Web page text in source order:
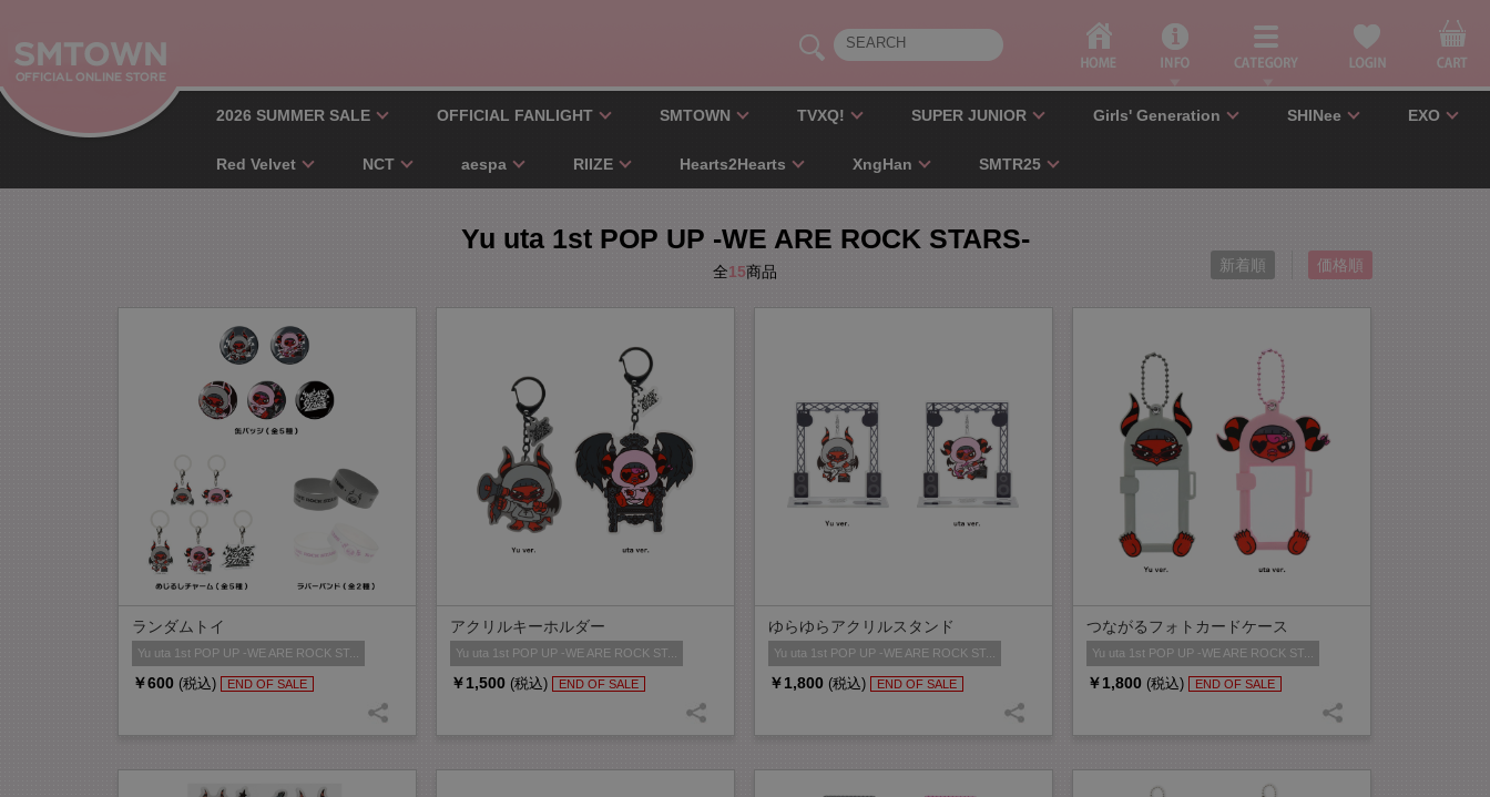
2026 SUMMER SALE OFFICIAL FANLIGHT SMTOWN TVXQ! SUPER JUNIOR Girls' Generation SHINee EXO
Red Velvet NCT aespa RIIZE Hearts2Hearts XngHan SMTR25
Yu uta 1st POP UP -WE ARE ROCK STARS-
全15商品 新着順 価格順
ランダムトイ
Yu uta 1st POP UP -WE ARE ROCK ST...
￥600 (税込) END OF SALE
アクリルキーホルダー
Yu uta 1st POP UP -WE ARE ROCK ST...
￥1,500 (税込) END OF SALE
ゆらゆらアクリルスタンド
Yu uta 1st POP UP -WE ARE ROCK ST...
￥1,800 (税込) END OF SALE
つながるフォトカードケース
Yu uta 1st POP UP -WE ARE ROCK ST...
￥1,800 (税込) END OF SALE